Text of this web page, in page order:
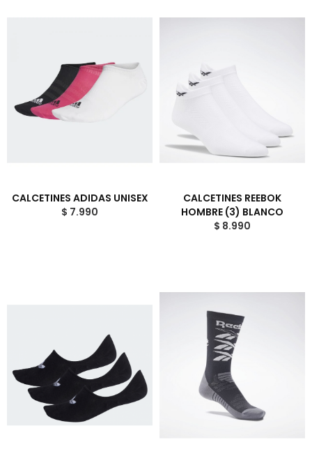
CALCETINES ADIDAS UNISEX
$ 7.990
CALCETINES REEBOK
HOMBRE (3) BLANCO
$ 8.990